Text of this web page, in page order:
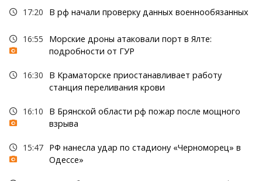
17:20 В рф начали проверку данных военнообязанных
16:55
Морские дроны атаковали порт в Ялте:
подробности от ГУР
16:30
В Краматорске приостанавливает работу
станция переливания крови
16:10
В Брянской области рф пожар после мощного
взрыва
15:47 РФ нанесла удар по стадиону «Черноморец» в
Одессе»